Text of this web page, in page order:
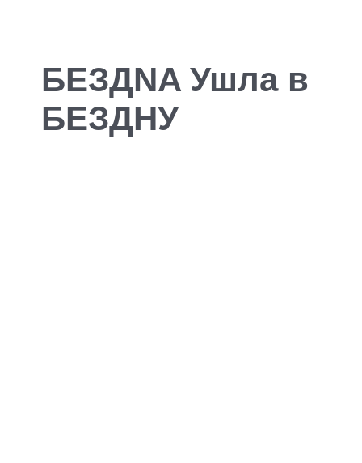
БЕЗДNA Ушла в
БЕЗДНУ